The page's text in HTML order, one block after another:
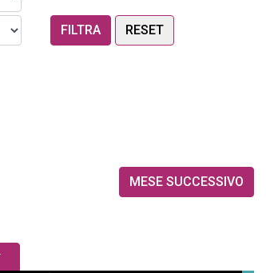
RESET
MESE SUCCESSIVO